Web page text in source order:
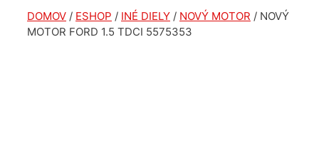
DOMOV / ESHOP / INÉ DIELY / NOVÝ MOTOR / NOVÝ
MOTOR FORD 1.5 TDCI 5575353